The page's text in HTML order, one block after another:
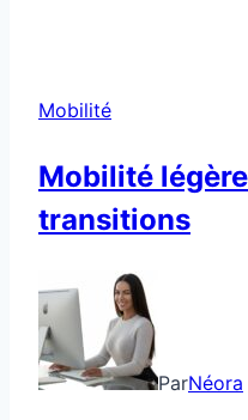
Mobilité
Mobilité
transitions
ParNéora